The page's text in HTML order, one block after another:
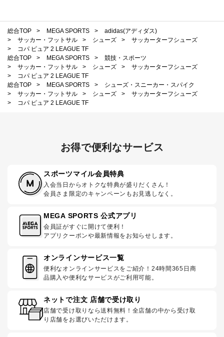
総合TOP > MEGA SPORTS >
adidas(アディダス)
>
サッカー・フットサル > シューズ >
サッカーターフシューズ
>
コパ ピュア 2 LEAGUE TF
総合TOP
> MEGA SPORTS >
競技・スポーツ
>
サッカー・フットサル > シューズ >
サッカーターフシューズ
>
コパ ピュア 2 LEAGUE TF
総合TOP
> MEGA SPORTS >
シューズ・スニーカー・スパイク
>
サッカー・フットサル > シューズ >
サッカーターフシューズ
>
コパ ピュア 2 LEAGUE TF
お得で便利なサービス
スポーツマイル会員特典
入会当日からオトクな特典が盛りだくさん！
会員さま限定のキャンペーンもお見逃しなく。
MEGA SPORTS 公式アプリ
会員証がすぐに開けて便利！
アプリクーポンや最新情報をお知らせします。
オンラインサービス一覧
便利なオンラインサービスをご紹介！24時間365日商
品購入や便利なサービスがご利用可能。
ネットで注文 店舗で受け取り
店舗で受け取りなら送料無料！全店舗の中から受け取
り店舗をお選びいただけます。